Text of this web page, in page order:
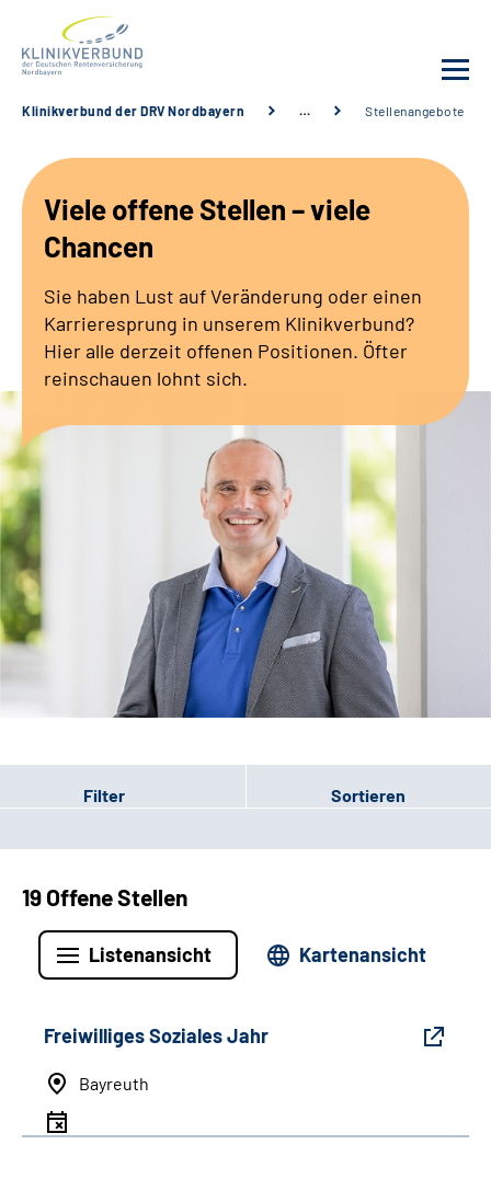
Behandlungsangebot
Karriere
Erweiterte Suche
Klinikverbund der DRV Nordbayern … Stellenangebote
Viele offene Stellen – viele
Chancen
Sie haben Lust auf Veränderung oder einen
Karrieresprung in unserem Klinikverbund?
Hier alle derzeit offenen Positionen. Öfter
reinschauen lohnt sich.
Filter Sortieren
19 Offene Stellen
Listenansicht Kartenansicht
Freiwilliges Soziales Jahr
Bayreuth